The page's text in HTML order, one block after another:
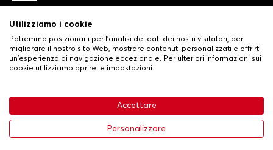
26,24 €
-25% 34,99 €
Aggiungi al carrello
Condizioni generali di vendita•
Politica sulla privacy e sui cookie•Livraison
Utilizziamo i cookie
Potremmo posizionarli per l'analisi dei dati dei nostri visitatori, per
migliorare il nostro sito Web, mostrare contenuti personalizzati e offrirti
un'esperienza di navigazione eccezionale. Per ulteriori informazioni sui
cookie utilizziamo aprire le impostazioni.
Accettare
Personalizzare